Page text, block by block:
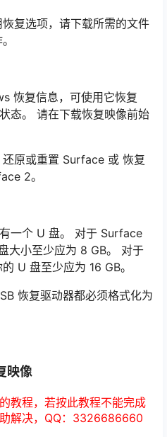
复选项，请下载所需的文件
恢复信息，可使用它恢复
态。 请在下载恢复映像前始
原或重置 Surface 或 恢复
2。
一个 U 盘。 对于 Surface
大小至少应为 8 GB。 对于
U 盘至少应为 16 GB。
恢复驱动器都必须格式化为
映像
教程，若按此教程不能完成
解决，QQ：3326686660